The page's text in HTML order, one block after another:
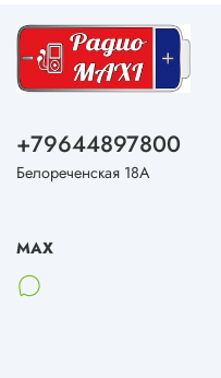
+79644897800
Белореченская 18А
MAX